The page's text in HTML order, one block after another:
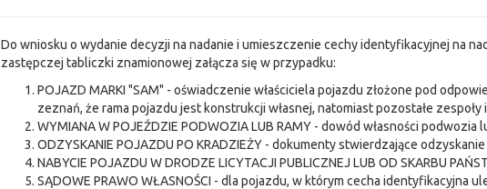
Do wniosku o wydanie decyzji na nadanie i umieszczenie cechy identyfikacyjnej na
zastępczej tabliczki znamionowej załącza się w przypadku:
POJAZD MARKI "SAM" - oświadczenie właściciela pojazdu złożone pod
zeznań, że rama pojazdu jest konstrukcji własnej, natomiast pozostałe
WYMIANA W POJEŹDZIE PODWOZIA LUB RAMY - dowód własności podwozia
ODZYSKANIE POJAZDU PO KRADZIEŻY - dokumenty stwierdzające
NABYCIE POJAZDU W DRODZE LICYTACJI PUBLICZNEJ LUB OD SKARBU
SĄDOWE PRAWO WŁASNOŚCI - dla pojazdu, w którym cecha identyfikacyjna